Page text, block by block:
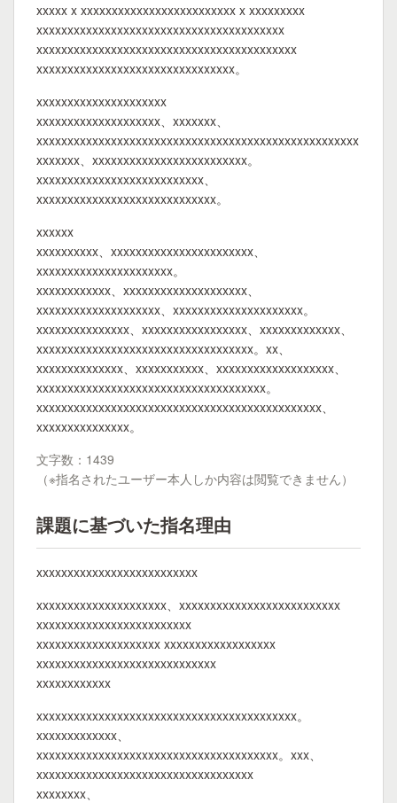
xxxxx x xxxxxxxxxxxxxxxxxxxxxxxxx x xxxxxxxxx
xxxxxxxxxxxxxxxxxxxxxxxxxxxxxxxxxxxxxxxx
xxxxxxxxxxxxxxxxxxxxxxxxxxxxxxxxxxxxxxxxxx
xxxxxxxxxxxxxxxxxxxxxxxxxxxxxxxx。
xxxxxxxxxxxxxxxxxxxxx
xxxxxxxxxxxxxxxxxxxx、xxxxxxx、
xxxxxxxxxxxxxxxxxxxxxxxxxxxxxxxxxxxxxxxxxxxxxxxxxxxx
xxxxxxx、xxxxxxxxxxxxxxxxxxxxxxxxx。
xxxxxxxxxxxxxxxxxxxxxxxxxxx、
xxxxxxxxxxxxxxxxxxxxxxxxxxxxx。
xxxxxx
xxxxxxxxxx、xxxxxxxxxxxxxxxxxxxxxxx、
xxxxxxxxxxxxxxxxxxxxxx。
xxxxxxxxxxxx、xxxxxxxxxxxxxxxxxxxx、
xxxxxxxxxxxxxxxxxxxx、xxxxxxxxxxxxxxxxxxxxx。
xxxxxxxxxxxxxxx、xxxxxxxxxxxxxxxxx、xxxxxxxxxxxxx、
xxxxxxxxxxxxxxxxxxxxxxxxxxxxxxxxxxx。xx、
xxxxxxxxxxxxxx、xxxxxxxxxxx、xxxxxxxxxxxxxxxxxxx、
xxxxxxxxxxxxxxxxxxxxxxxxxxxxxxxxxxxxx。
xxxxxxxxxxxxxxxxxxxxxxxxxxxxxxxxxxxxxxxxxxxxxx、
xxxxxxxxxxxxxxx。
文字数：1439
（※指名されたユーザー本人しか内容は閲覧できません）
課題に基づいた指名理由
xxxxxxxxxxxxxxxxxxxxxxxxxx
xxxxxxxxxxxxxxxxxxxxx、xxxxxxxxxxxxxxxxxxxxxxxxxx
xxxxxxxxxxxxxxxxxxxxxxxxx
xxxxxxxxxxxxxxxxxxxx xxxxxxxxxxxxxxxxxx
xxxxxxxxxxxxxxxxxxxxxxxxxxxxx
xxxxxxxxxxxx
xxxxxxxxxxxxxxxxxxxxxxxxxxxxxxxxxxxxxxxxxx。
xxxxxxxxxxxxx、
xxxxxxxxxxxxxxxxxxxxxxxxxxxxxxxxxxxxxxx。xxx、
xxxxxxxxxxxxxxxxxxxxxxxxxxxxxxxxxxx
xxxxxxxx、